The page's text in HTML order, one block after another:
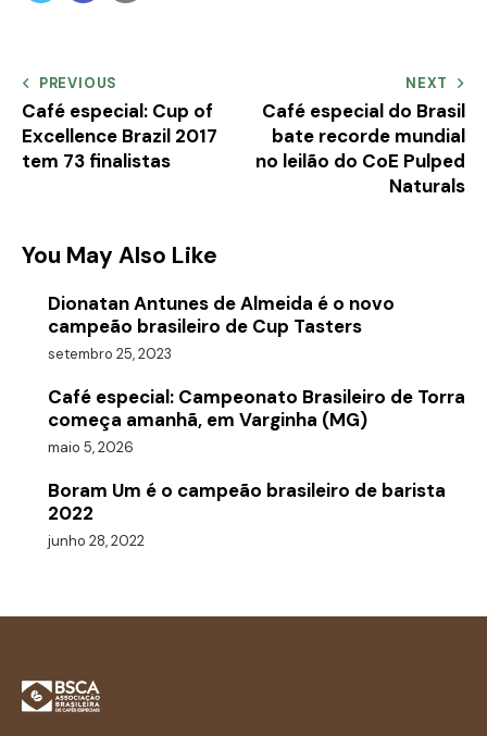
PREVIOUS
Café especial: Cup of
Excellence Brazil 2017
tem 73 finalistas
NEXT
Café especial do Brasil
bate recorde mundial
no leilão do CoE Pulped
Naturals
You May Also Like
Dionatan Antunes de Almeida é o novo
campeão brasileiro de Cup Tasters
setembro 25, 2023
Café especial: Campeonato Brasileiro de Torra
começa amanhã, em Varginha (MG)
maio 5, 2026
Boram Um é o campeão brasileiro de barista
2022
junho 28, 2022